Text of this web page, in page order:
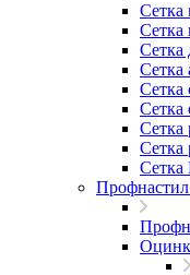
Сетка
Сетка
Сетка
Сетка
Сетка
Сетка
Сетка
Сетка
Профнастил